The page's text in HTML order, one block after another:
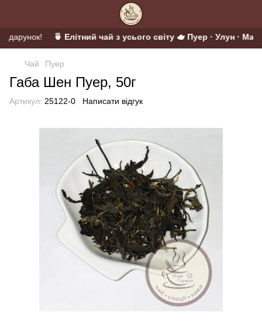
🍵 Елітний чай з усього світу 🫖 Пуер · Улун ·
Чай Пуер
Габа Шен Пуер, 50г
Артикул: 25122-0 Написати відгук